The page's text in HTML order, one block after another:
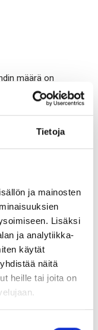
Tietoja
ja mainosten
Lisäksi
ja analytiikka-
käytät
näitä
heille tai joita on
määrä on
rahti edellyttää
vastaa
aiheuttamista
riippumattomat
hallitusten
johtuvat